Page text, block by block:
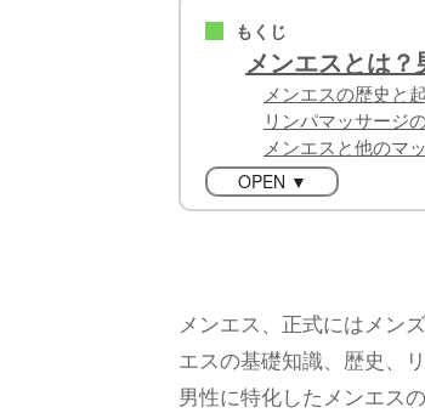
■ もくじ
メンエスとは
メンエスの歴史と
リンパマッサージ
メンエスと他のマ
OPEN ▼
メンエス、正式にはメン
エスの基礎知識、歴史、
男性に特化したメンエス